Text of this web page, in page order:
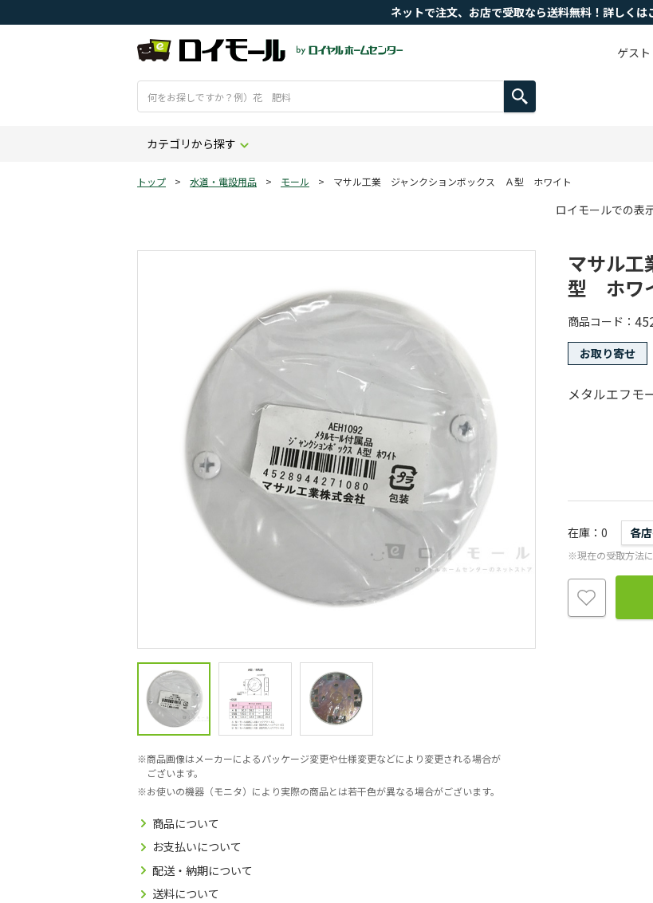
ネットで注文、お店で受取なら送料無料！詳しくは
ゲス
カテゴリから探す
トップ > 水道・電設用品 > モール > マサル工業 ジャンクションボックス Ａ型 ホワイト
ロイモールでの表
商品画像はメーカーによるパッケージ変更や仕様変更などにより変更される場合が
ございます。
お使いの機器（モニタ）により実際の商品とは若干色が異なる場合がございます。
商品について
お支払いについて
配送・納期について
送料について
マサル
型 ホワ
商品コード
お取り寄せ
メタルエフモ
在庫 0 各
※現在の受取方法